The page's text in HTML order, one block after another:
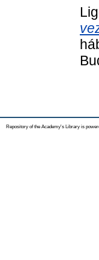
Repository of the Academy's Library is